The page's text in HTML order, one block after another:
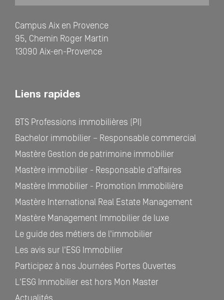
Campus Aix en Provence
95, Chemin Roger Martin
13090 Aix-en-Provence
Liens rapides
BTS Professions immobilières (PI)
Bachelor immobilier – Responsable commercial
Mastère Gestion de patrimoine immobilier
Mastère immobilier - Responsable d’affaires
Mastère Immobilier - Promotion Immobilière
Mastère International Real Estate Management
Mastère Management Immobilier de luxe
Le guide des métiers de l'immobilier
Les avis sur l'ESG Immobilier
Participez à nos Journées Portes Ouvertes
L'ESG Immobilier est hors Mon Master